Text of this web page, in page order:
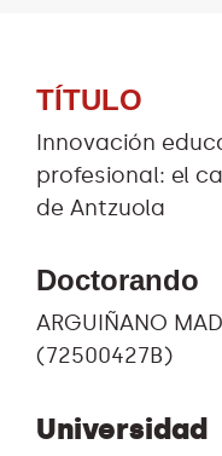
TÍTULO
Innovación
profesional: el
de Antzuola
Doctorando
ARGUIÑANO
(72500427B)
Universidad